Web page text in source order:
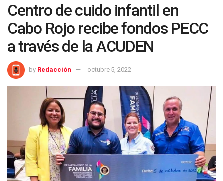
Centro de cuido infantil en
Cabo Rojo recibe fondos PECC
a través de la ACUDEN
by Redacción octubre 5, 2022